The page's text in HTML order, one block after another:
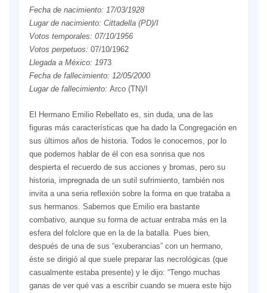
Fecha de nacimiento: 17/03/1928
Lugar de nacimiento: Cittadella (PD)/I
Votos temporales: 07/10/1956
Votos perpetuos: 07/10/1962
Llegada a México: 1973
Fecha de fallecimiento: 12/05/2000
Lugar de fallecimiento: Arco (TN)/I
El Hermano Emilio Rebellato es, sin duda, una de las
figuras más características que ha dado la Congregación en
sus últimos años de historia. Todos le conocemos, por lo
que podemos hablar de él con esa sonrisa que nos
despierta el recuerdo de sus acciones y bromas, pero su
historia, impregnada de un sutil sufrimiento, también nos
invita a una seria reflexión sobre la forma en que trataba a
sus hermanos. Sabemos que Emilio era bastante
combativo, aunque su forma de actuar entraba más en la
esfera del folclore que en la de la batalla. Pues bien,
después de una de sus “exuberancias” con un hermano,
éste se dirigió al que suele preparar las necrológicas (que
casualmente estaba presente) y le dijo: “Tengo muchas
ganas de ver qué vas a escribir cuando se muera este hijo